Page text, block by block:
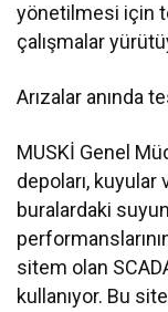
yönetilmesi için
çalışmalar
Arızalar anında
MUSKİ Genel
depoları,
buralardaki
sitem olan
kullanıyor. Bu